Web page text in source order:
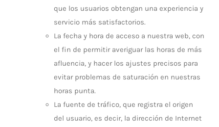
que los usuarios obtengan una experiencia y
servicio más satisfactorios.
La fecha y hora de acceso a nuestra web, con
el fin de permitir averiguar las horas de más
afluencia, y hacer los ajustes precisos para
evitar problemas de saturación en nuestras
horas punta.
La fuente de tráfico, que registra el origen
del usuario, es decir, la dirección de Internet